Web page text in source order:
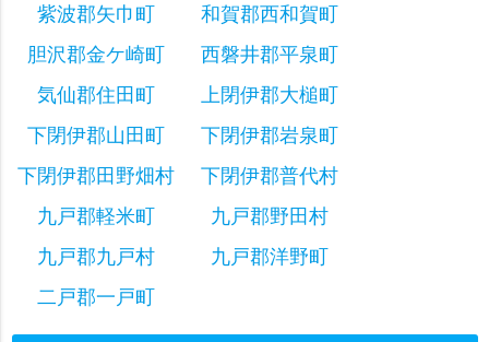
紫波郡矢巾町
和賀郡西和賀町
胆沢郡金ケ崎町
西磐井郡平泉町
気仙郡住田町
上閉伊郡大槌町
下閉伊郡山田町
下閉伊郡岩泉町
下閉伊郡田野畑村
下閉伊郡普代村
九戸郡軽米町
九戸郡野田村
九戸郡九戸村
九戸郡洋野町
二戸郡一戸町